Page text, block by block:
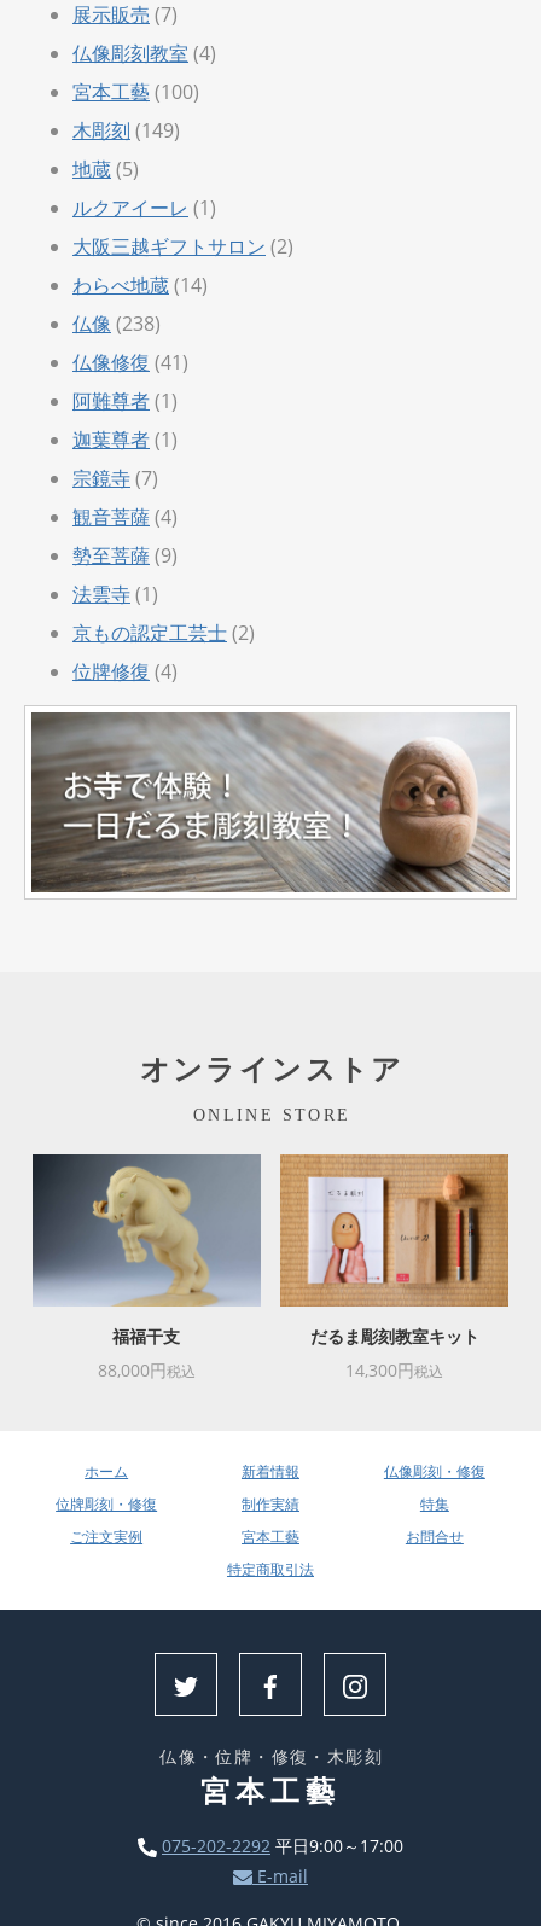
展示販売 (7)
仏像彫刻教室 (4)
宮本工藝(100)
木彫刻 (149)
地蔵(5)
ルクアイーレ (1)
大阪三越ギフトサロン (2)
わらべ地蔵(14)
仏像 (238)
仏像修復 (41)
阿難尊者(1)
迦葉尊者(1)
宗鏡寺(7)
観音菩薩(4)
勢至菩薩(9)
法雲寺(1)
京もの認定工芸士(2)
位牌修復 (4)
オンラインストア
ONLINE STORE
福福干支
88,000円税込
だるま彫刻教室キット
14,300円税込
ホーム 新着情報
仏像彫刻・修復
位牌彫刻・修復
制作実績
特集
ご注文実例
宮本工藝
お問合せ
特定商取引法
仏像・位牌・修復・木彫刻
宮本工藝
075-202-2292 平日9:00～17:00
E-mail